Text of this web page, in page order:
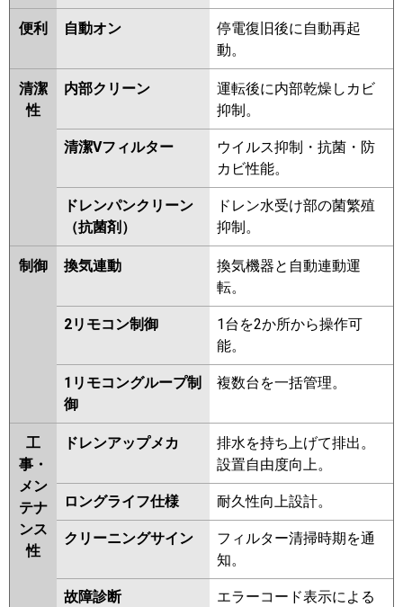
便利 自動オン
停電復旧後に自動再起
動。
清潔
性
内部クリーン
運転後に内部乾燥しカビ
抑制。
清潔Vフィルター
ウイルス抑制・抗菌・防
カビ性能。
ドレンパンクリーン
（抗菌剤）
ドレン水受け部の菌繁殖
抑制。
制御 換気連動
換気機器と自動連動運
転。
2リモコン制御
1台を2か所から操作可
能。
1リモコングループ制
御
複数台を一括管理。
工
事・
メン
テナ
ンス
性
ドレンアップメカ
排水を持ち上げて排出。
設置自由度向上。
ロングライフ仕様 耐久性向上設計。
クリーニングサイン
フィルター清掃時期を通
知。
故障診断
エラーコード表示による